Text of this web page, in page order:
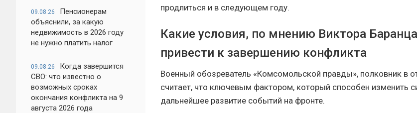
09.08.26
Пенсионерам
объяснили, за какую
недвижимость в 2026 году
не нужно платить налог
09.08.26
Когда завершится
СВО: что известно о
возможных сроках
окончания конфликта на 9
августа 2026 года
продлиться и в следующем году.
Какие условия, по мнению Виктора
привести к завершению конфликта
Военный обозреватель «Комсомольской правды», полковник в
считает, что ключевым фактором, который способен изменить
дальнейшее развитие событий на фронте.